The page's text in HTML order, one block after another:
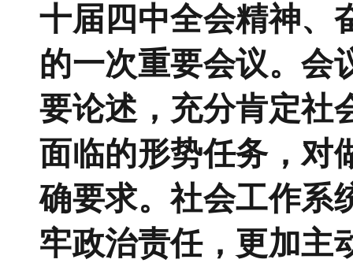
十届四中全会精神、
的一次重要会议。会
要论述，充分肯定社
面临的形势任务，对
确要求。社会工作系
牢政治责任，更加主